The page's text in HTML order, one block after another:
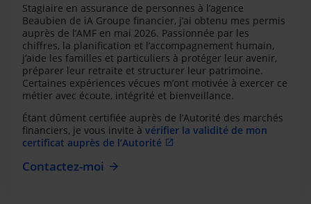
Stagiaire en assurance de personnes à l’agence
Beaubien de iA Groupe financier, j’ai obtenu mes permis
auprès de l’AMF en mai 2026. Passionnée par les
chiffres, la planification et l’accompagnement humain,
j’aide les familles et particuliers à protéger leur avenir,
préparer leur retraite et structurer leur patrimoine.
Certaines expériences vécues m’ont motivée à exercer ce
métier avec écoute, intégrité et bienveillance.
Étant dûment certifiée auprès de l’Autorité des marchés
financiers, je vous invite à vérifier la validité de mon
certificat auprès de l’Autorité
Contactez-moi